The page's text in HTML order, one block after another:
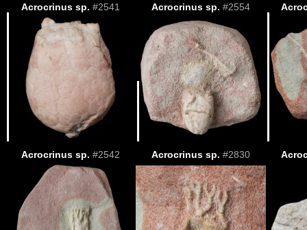
Acrocrinus sp. #2541 Acrocrinus sp. #2554
Acrocrinus sp. #2542 Acrocrinus sp. #2830